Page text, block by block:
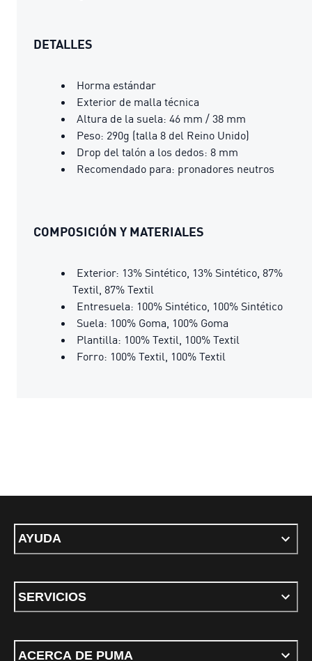
DETALLES
Horma estándar
Exterior de malla técnica
Altura de la suela: 46 mm / 38 mm
Peso: 290g (talla 8 del Reino Unido)
Drop del talón a los dedos: 8 mm
Recomendado para: pronadores neutros
COMPOSICIÓN Y MATERIALES
Exterior: 13% Sintético, 13% Sintético, 87%
Textil, 87% Textil
Entresuela: 100% Sintético, 100% Sintético
Suela: 100% Goma, 100% Goma
Plantilla: 100% Textil, 100% Textil
Forro: 100% Textil, 100% Textil
AYUDA
SERVICIOS
ACERCA DE PUMA